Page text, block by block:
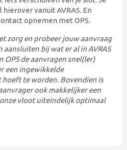
vanuit AVRAS. En
opnemen met OPS.
zorg en probeer jouw aanvraag
bij wat er al in AVRAS
OPS de aanvragen snel(ler)
een ingewikkelde
hoeft te worden. Bovendien is
ook makkelijker een
vloot uiteindelijk optimaal